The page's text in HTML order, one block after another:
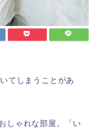
てしまうことがあ
しゃれな部屋。「い